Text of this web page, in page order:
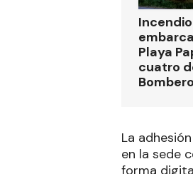
Playa
cuatro
La
en la sede